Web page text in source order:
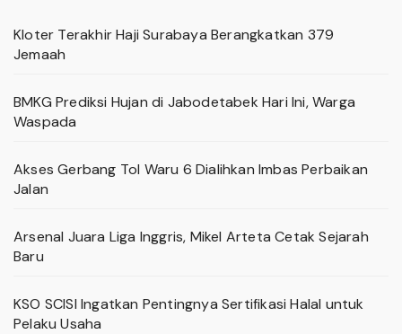
Kloter Terakhir Haji Surabaya Berangkatkan 379
Jemaah
BMKG Prediksi Hujan di Jabodetabek Hari Ini, Warga
Waspada
Akses Gerbang Tol Waru 6 Dialihkan Imbas Perbaikan
Jalan
Arsenal Juara Liga Inggris, Mikel Arteta Cetak Sejarah
Baru
KSO SCISI Ingatkan Pentingnya Sertifikasi Halal untuk
Pelaku Usaha